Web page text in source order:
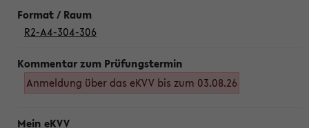
R2-A4-304-306
Anmeldung über das eKVV bis zum 03.08.26